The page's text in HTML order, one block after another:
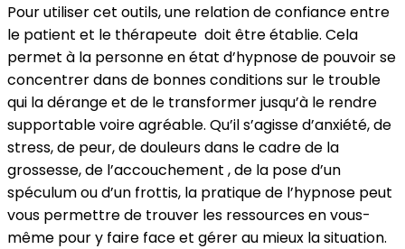
Pour utiliser cet outils, une relation de confiance entre
le patient et le thérapeute doit être établie. Cela
permet à la personne en état d’hypnose de pouvoir se
concentrer dans de bonnes conditions sur le trouble
qui la dérange et de le transformer jusqu’à le rendre
supportable voire agréable. Qu’il s’agisse d’anxiété, de
stress, de peur, de douleurs dans le cadre de la
grossesse, de l’accouchement , de la pose d’un
spéculum ou d’un frottis, la pratique de l’hypnose peut
vous permettre de trouver les ressources en vous-
même pour y faire face et gérer au mieux la situation.